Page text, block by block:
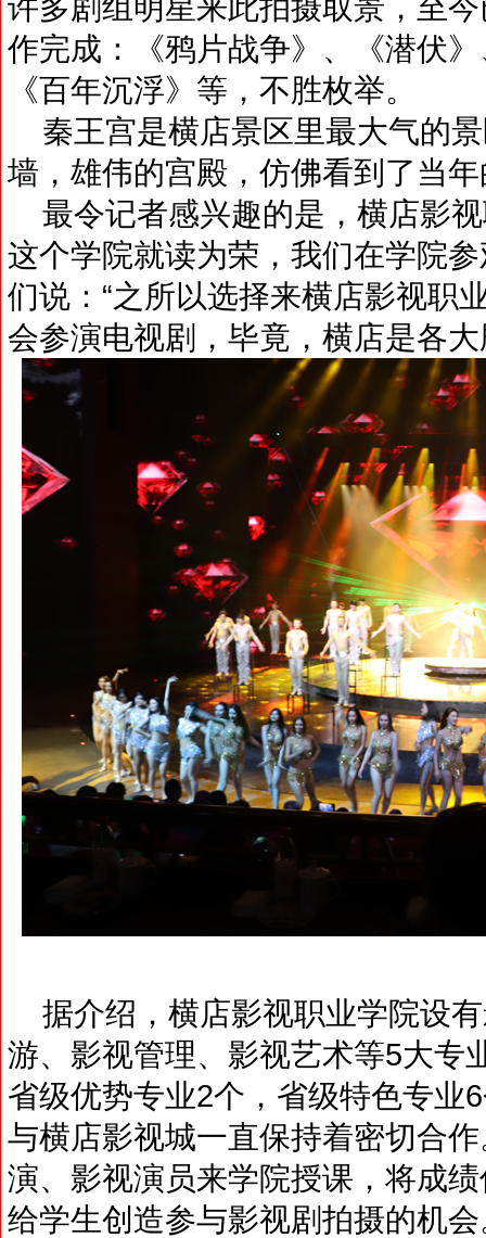
作完成：《鸦片战争》、《潜伏
《百年沉浮》等，不胜枚举。
秦王宫是横店景区里最大气的
墙，雄伟的宫殿，仿佛看到了当
最令记者感兴趣的是，横店影
这个学院就读为荣，我们在学院
们说：“之所以选择来横店影视职
会参演电视剧，毕竟，横店是各
据介绍，横店影视职业学院设
游、影视管理、影视艺术等5大专
省级优势专业2个，省级特色专业
与横店影视城一直保持着密切合
演、影视演员来学院授课，将成
给学生创造参与影视剧拍摄的机